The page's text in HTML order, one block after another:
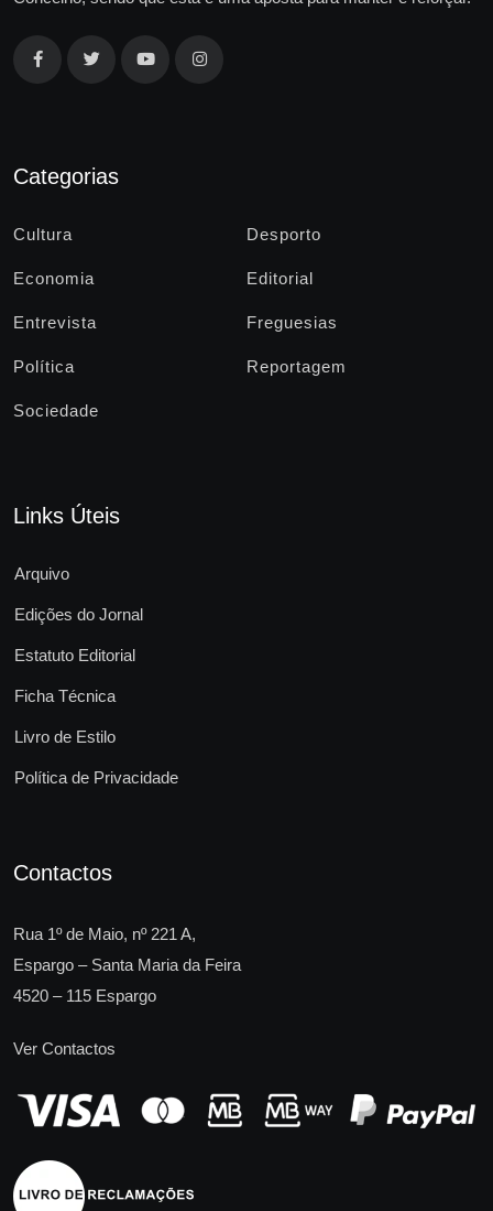
Categorias
Cultura Desporto
Economia Editorial
Entrevista Freguesias
Política Reportagem
Sociedade
Links Úteis
Arquivo
Edições do Jornal
Estatuto Editorial
Ficha Técnica
Livro de Estilo
Política de Privacidade
Contactos
Rua 1º de Maio, nº 221 A,
Espargo – Santa Maria da Feira
4520 – 115 Espargo
Ver Contactos